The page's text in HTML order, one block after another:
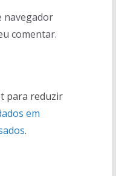
navegador
comentar.
para reduzir
em
.